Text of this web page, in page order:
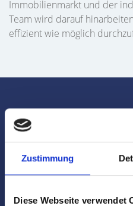
Zustimmung
Diese Webseite verwendet
Immobilienmarkt und der
Team wird darauf
effizient wie möglich
Wir